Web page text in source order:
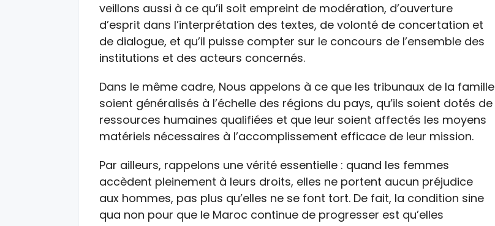
veillons aussi à ce qu’il soit empreint de modération, d’ouverture
d’esprit dans l’interprétation des textes, de volonté de concertation et
de dialogue, et qu’il puisse compter sur le concours de l’ensemble des
institutions et des acteurs concernés.
Dans le même cadre, Nous appelons à ce que les tribunaux de la famille
soient généralisés à l’échelle des régions du pays, qu’ils soient dotés de
ressources humaines qualifiées et que leur soient affectés les moyens
matériels nécessaires à l’accomplissement efficace de leur mission.
Par ailleurs, rappelons une vérité essentielle : quand les femmes
accèdent pleinement à leurs droits, elles ne portent aucun préjudice
aux hommes, pas plus qu’elles ne se font tort. De fait, la condition sine
qua non pour que le Maroc continue de progresser est qu’elles